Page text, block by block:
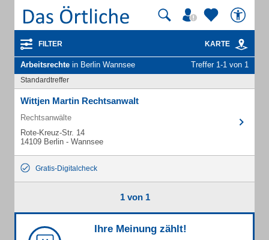
FILTER KARTE
Arbeitsrechte in Berlin Wannsee Treffer 1-1 von 1
Standardtreffer
Wittjen Martin Rechtsanwalt
Rechtsanwälte
Rote-Kreuz-Str. 14
14109 Berlin - Wannsee
Gratis-Digitalcheck
1 von 1
Ihre Meinung zählt!